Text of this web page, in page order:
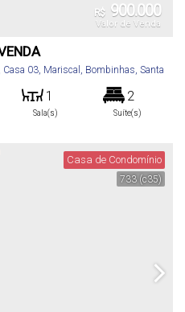
R$ 900.000
Valor de Venda
Casa 03, Mariscal , Bombinhas, Santa
1
Sala(s)
2
Suíte(s)
733 (c35)
Casa de Condomínio